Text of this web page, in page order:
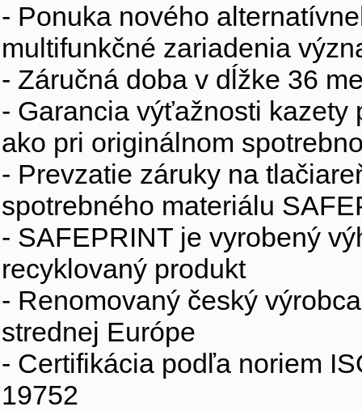
- Ponuka nového
multifunkčné zariadenia
- Záručná doba v dĺžke 36
- Garancia výťažnosti kazety
ako pri originálnom
- Prevzatie záruky na
spotrebného materiálu
- SAFEPRINT je vyrobený
recyklovaný produkt
- Renomovaný český
strednej Európe
- Certifikácia podľa noriem
19752